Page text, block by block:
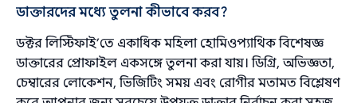
ডাক্তারদের মধ্যে তুলনা কীভাবে করব?
ডক্টর লিস্টিফাই’তে একাধিক মহিলা হোমিওপ্যাথিক বিশেষজ্ঞ
ডাক্তারের প্রোফাইল একসঙ্গে তুলনা করা যায়। ডিগ্রি, অভিজ্ঞতা,
চেম্বারের লোকেশন, ভিজিটিং সময় এবং রোগীর মতামত বিশ্লেষণ